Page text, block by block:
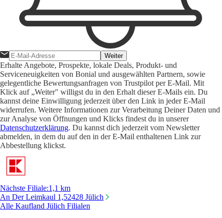
Weiter
Erhalte Angebote, Prospekte, lokale Deals, Produkt- und
Serviceneuigkeiten von Bonial und ausgewählten Partnern, sowie
gelegentliche Bewertungsanfragen von Trustpilot per E-Mail. Mit
Klick auf „Weiter" willigst du in den Erhalt dieser E-Mails ein. Du
kannst deine Einwilligung jederzeit über den Link in jeder E-Mail
widerrufen. Weitere Informationen zur Verarbeitung Deiner Daten und
zur Analyse von Öffnungen und Klicks findest du in unserer
Datenschutzerklärung. Du kannst dich jederzeit vom Newsletter
abmelden, in dem du auf den in der E-Mail enthaltenen Link zur
Abbestellung klickst.
Nächste Filiale:1,1 km
An Der Leimkaul 1,52428 Jülich
Alle Kaufland Jülich Filialen